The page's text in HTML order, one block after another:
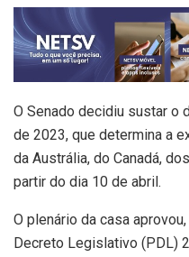
O Senado decidiu sustar o
de 2023, que determina a
da Austrália, do Canadá,
partir do dia 10 de abril.
O plenário da casa
Decreto Legislativo (PDL)